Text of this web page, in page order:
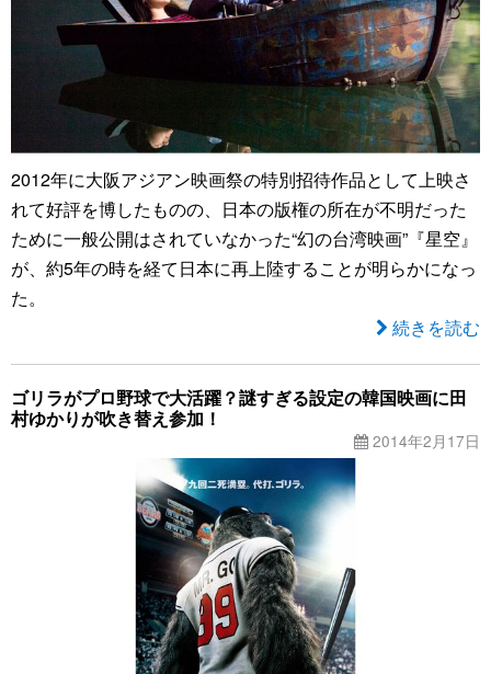
2012年に大阪アジアン映画祭の特別招待作品として上映さ
れて好評を博したものの、日本の版権の所在が不明だった
ために一般公開はされていなかった“幻の台湾映画”『星空』
が、約5年の時を経て日本に再上陸することが明らかになっ
た。
続きを読む
ゴリラがプロ野球で大活躍？謎すぎる設定の韓国映画に田
村ゆかりが吹き替え参加！
2014年2月17日